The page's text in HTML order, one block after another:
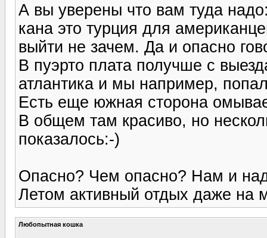
А вы уверены что вам туда
кана это турция для
выйти не зачем. Да и опасно
В пуэрто плата получше с
атлантика и мы например,
Есть еще южная сторона
В общем там красиво, но
показалось:-)
Опасно? Чем опасно? Нам и
Летом активный отдых даже на
Любопытная кошка